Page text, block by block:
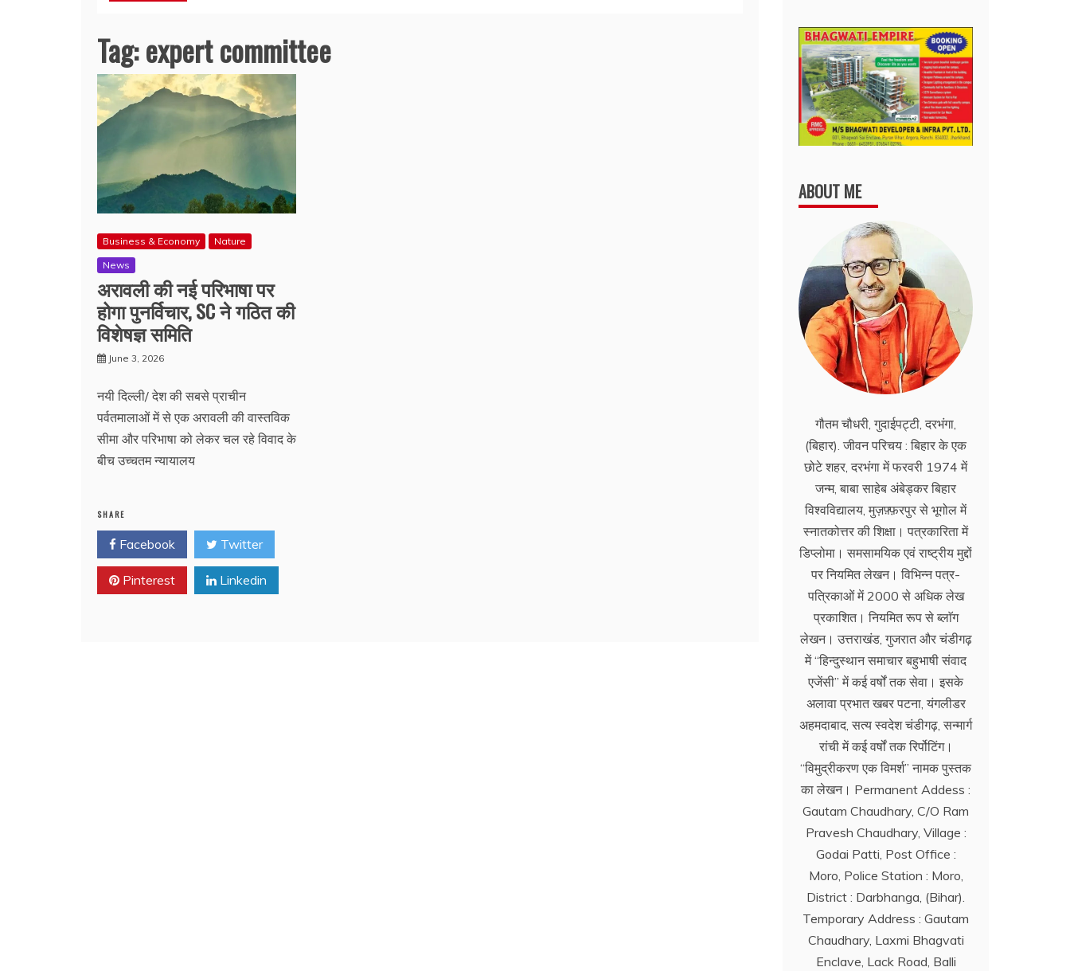
Tag:expert committee
Business & Economy
Nature
News
अरावली की नई परिभाषा पर
होगा पुनर्विचार, SC ने गठित की
विशेषज्ञ समिति
June 3, 2026
नयी दिल्ली/ देश की सबसे प्राचीन
पर्वतमालाओं में से एक अरावली की वास्तविक
सीमा और परिभाषा को लेकर चल रहे विवाद के
बीच उच्चतम न्यायालय
SHARE
Facebook Twitter
Pinterest Linkedin
ABOUT ME
गौतम चौधरी, गुदाईपट्टी, दरभंगा,
(बिहार). जीवन परिचय : बिहार के एक
छोटे शहर, दरभंगा में फरवरी 1974 में
जन्म, बाबा साहेब अंबेड्कर बिहार
विश्वविद्यालय, मुज़फ़्फ़रपुर से भूगोल में
स्नातकोत्तर की शिक्षा। पत्रकारिता में
डिप्लोमा। समसामयिक एवं राष्ट्रीय मुद्दों
पर नियमित लेखन। विभिन्न पत्र-
पत्रिकाओं में 2000 से अधिक लेख
प्रकाशित। नियमित रूप से ब्लाॅग
लेखन। उत्तराखंड, गुजरात और चंडीगढ़
में ‘‘हिन्दुस्थान समाचार बहुभाषी संवाद
एजेंसी’’ में कई वर्षों तक सेवा। इसके
अलावा प्रभात खबर पटना, यंगलीडर
अहमदाबाद, सत्य स्वदेश चंडीगढ़, सन्मार्ग
रांची में कई वर्षों तक रिर्पोटिंग।
‘‘विमुद्रीकरण एक विमर्श’’ नामक पुस्तक
का लेखन। Permanent Addess :
Gautam Chaudhary, C/O Ram
Pravesh Chaudhary, Village :
Godai Patti, Post Office :
Moro, Police Station : Moro,
District : Darbhanga, (Bihar).
Temporary Address : Gautam
Chaudhary, Laxmi Bhagvati
Enclave, Lack Road, Balli